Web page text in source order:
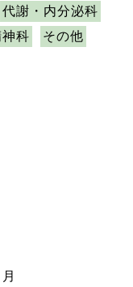
代謝・内分泌科
科 その他